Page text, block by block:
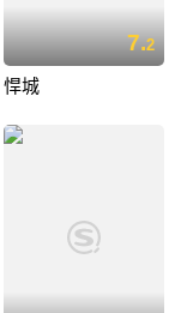
7.2
悍城